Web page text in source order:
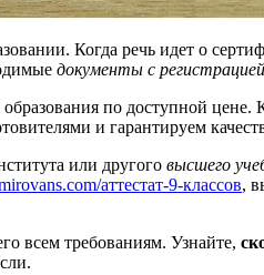
Когда речь идет о
документы с регистрацией
образования по доступной
и гарантируем
или другого высшего
аттестат-9-классов,
всем требованиям. Узнайте,